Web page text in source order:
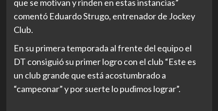
que se motivan y rinden en estas instancias”
comentó Eduardo Strugo, entrenador de Jockey
Club.
En su primera temporada al frente del equipo el
DT consiguió su primer logro con el club “Este es
un club grande que está acostumbrado a
“campeonar” y por suerte lo pudimos lograr”.